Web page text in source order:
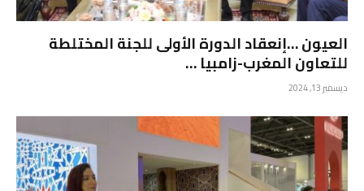
العيون …إنعقاد الدورة الأولى للجنة المختلطة
للتعاون المغرب-زامبيا …
ديسمبر 13, 2024